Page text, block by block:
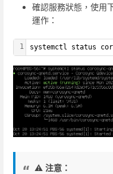
確認服務狀態，使用
運作：
1 systemctl status
⚠️ 注意：